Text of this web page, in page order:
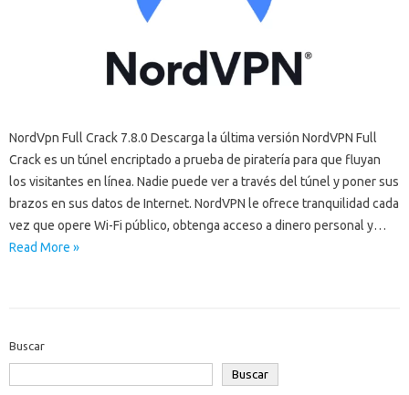
NordVpn Full Crack 7.8.0 Descarga la última versión NordVPN Full
Crack es un túnel encriptado a prueba de piratería para que fluyan
los visitantes en línea. Nadie puede ver a través del túnel y poner sus
brazos en sus datos de Internet. NordVPN le ofrece tranquilidad cada
vez que opere Wi-Fi público, obtenga acceso a dinero personal y…
Read More »
Buscar
Buscar